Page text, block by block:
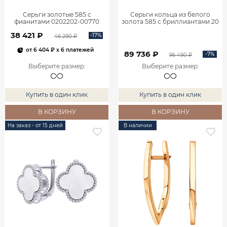
Серьги золотые 585 с
фианитами 0202202-00770
38 421 ₽ 46 290 ₽ -17%
от6 404 ₽ x 6 платежей
Выберите размер:
Купить в один клик
В КОРЗИНУ
Серьги кольца из белого
золота 585 с бриллиантами 20
89 736 ₽ 96 490 ₽ -7%
Выберите размер:
Купить в один клик
В КОРЗИНУ
На заказ - от 15 дней В наличии